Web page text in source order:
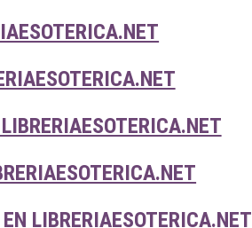
LIBRERIAESOTERICA.NET